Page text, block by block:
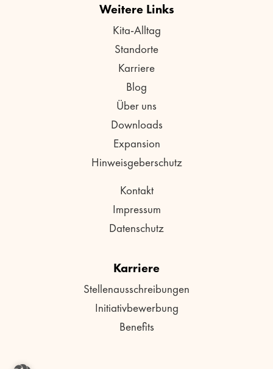
Weitere Links
Kita-Alltag
Standorte
Karriere
Blog
Über uns
Downloads
Expansion
Hinweisgeberschutz
Kontakt
Impressum
Datenschutz
Karriere
Stellenausschreibungen
Initiativbewerbung
Benefits